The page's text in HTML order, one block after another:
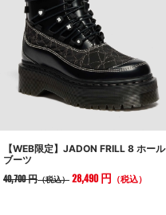
【WEB限定】JADON FRILL 8 ホール
ブーツ
40,700 円（税込） 28,490 円 （税込）